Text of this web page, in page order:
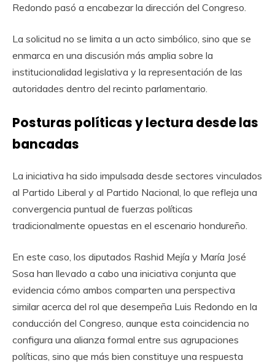
Redondo pasó a encabezar la dirección del Congreso.
La solicitud no se limita a un acto simbólico, sino que se
enmarca en una discusión más amplia sobre la
institucionalidad legislativa y la representación de las
autoridades dentro del recinto parlamentario.
Posturas políticas y lectura desde las
bancadas
La iniciativa ha sido impulsada desde sectores vinculados
al Partido Liberal y al Partido Nacional, lo que refleja una
convergencia puntual de fuerzas políticas
tradicionalmente opuestas en el escenario hondureño.
En este caso, los diputados Rashid Mejía y María José
Sosa han llevado a cabo una iniciativa conjunta que
evidencia cómo ambos comparten una perspectiva
similar acerca del rol que desempeña Luis Redondo en la
conducción del Congreso, aunque esta coincidencia no
configura una alianza formal entre sus agrupaciones
políticas, sino que más bien constituye una respuesta